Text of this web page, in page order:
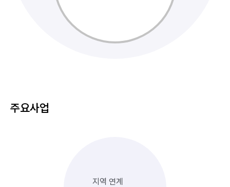
주요사업
지역 연계